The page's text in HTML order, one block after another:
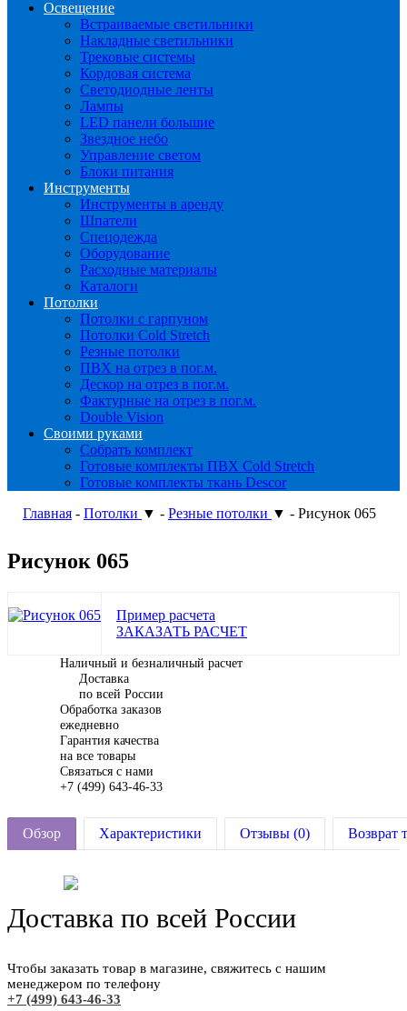
Освещение
Встраиваемые светильники
Накладные светильники
Трековые системы
Кордовая система
Светодиодные ленты
Лампы
LED панели большие
Звездное небо
Управление светом
Блоки питания
Инструменты
Инструменты в аренду
Шпатели
Спецодежда
Оборудование
Расходные материалы
Каталоги
Потолки
Потолки с гарпуном
Потолки Cold Stretch
Резные потолки
ПВХ на отрез в пог.м.
Дескор на отрез в пог.м.
Фактурные на отрез в пог.м.
Double Vision
Своими руками
Собрать комплект
Готовые комплекты ПВХ Cold Stretch
Готовые комплекты ткань Descor
Главная - Потолки ▼ - Резные потолки ▼ - Рисунок 065
Рисунок 065
Пример расчета
ЗАКАЗАТЬ РАСЧЕТ
Наличный и безналичный расчет
Доставка
по всей России
Обработка заказов
ежедневно
Гарантия качества
на все товары
Связаться с нами
+7 (499) 643-46-33
Обзор Характеристики Отзывы (0) Возврат
Доставка по всей России
Чтобы заказать товар в магазине, свяжитесь с нашим
менеджером по телефону
+7 (499) 643-46-33